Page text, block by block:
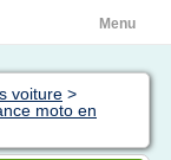
Menu
voiture >
moto en